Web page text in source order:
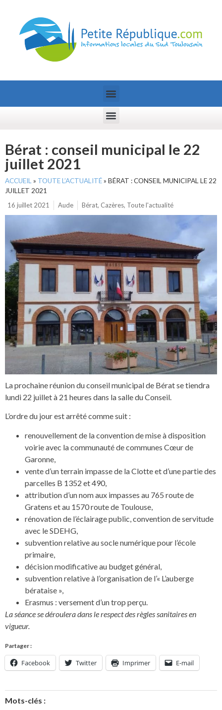
Bérat : conseil municipal le 22
juillet 2021
ACCUEIL » TOUTE L’ACTUALITÉ» BÉRAT : CONSEIL MUNICIPAL LE 22
JUILLET 2021
16 juillet 2021
Aude Bérat, Cazères, Toute l'actualité
La prochaine réunion du conseil municipal de Bérat se tiendra
lundi 22 juillet à 21 heures dans la salle du Conseil.
L’ordre du jour est arrêté comme suit :
renouvellement de la convention de mise à disposition
voirie avec la communauté de communes Cœur de
Garonne,
vente d’un terrain impasse de la Clotte et d’une partie des
parcelles B 1352 et 490,
attribution d’un nom aux impasses au 765 route de
Gratens et au 1570 route de Toulouse,
rénovation de l’éclairage public, convention de servitude
avec le SDEHG,
subvention relative au socle numérique pour l’école
primaire,
décision modificative au budget général,
subvention relative à l’organisation de l’« L’auberge
bérataise »,
Erasmus : versement d’un trop perçu.
La séance se déroulera dans le respect des règles sanitaires en
vigueur.
Partager :
Facebook Twitter Imprimer E-mail
Mots-clés :